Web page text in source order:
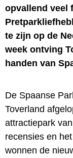
opvallend veel
te zijn op de
week ontving
handen van
De Spaanse
Toverland
attractiepark
recensies en
wonnen de